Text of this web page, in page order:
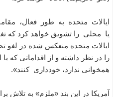
ایالات متحده به طور فعال،
یا محلی را تشویق خواهد کرد که
ایالات متحده منعکس شده در لغو
را در نظر داشته و از اقداماتی که
همخوانی ندارد، خودداری کنند».
آمریکا در این بند «ملزم» به تلاش